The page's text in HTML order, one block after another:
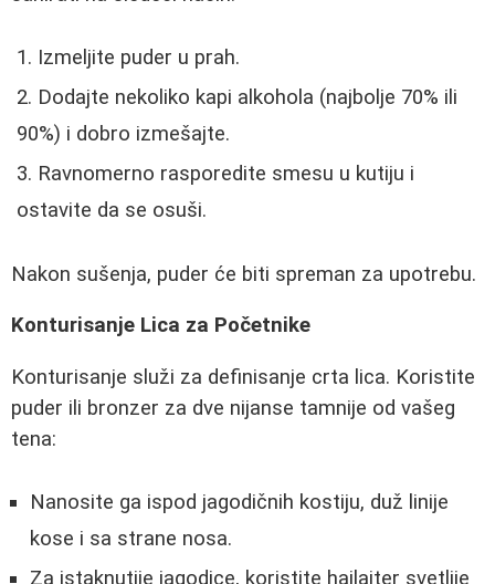
Izmeljite puder u prah.
Dodajte nekoliko kapi alkohola (najbolje 70% ili
90%) i dobro izmešajte.
Ravnomerno rasporedite smesu u kutiju i
ostavite da se osuši.
Nakon sušenja, puder će biti spreman za upotrebu.
Konturisanje Lica za Početnike
Konturisanje služi za definisanje crta lica. Koristite
puder ili bronzer za dve nijanse tamnije od vašeg
tena:
Nanosite ga ispod jagodičnih kostiju, duž linije
kose i sa strane nosa.
Za istaknutije jagodice, koristite hajlajter svetlije